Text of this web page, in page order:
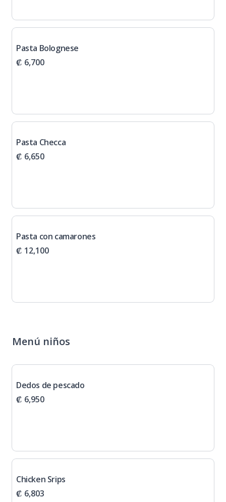
Pasta Bolognese
₡ 6,700
Pasta Checca
₡ 6,650
Pasta con camarones
₡ 12,100
Menú niños
Dedos de pescado
₡ 6,950
Chicken Srips
₡ 6,803